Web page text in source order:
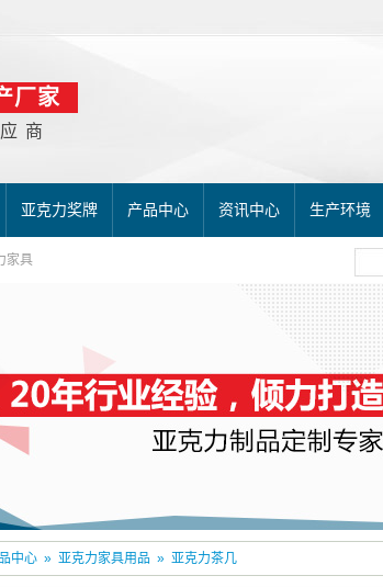
厂家
商
亚克力奖牌 产品中心 资讯中心 生产环境
家具
中心 » 亚克力家具用品 » 亚克力茶几